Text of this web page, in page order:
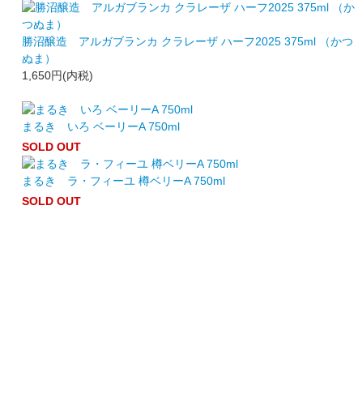
勝沼醸造 アルガブランカ クラレーザ ハーフ2025 375ml （かつ
ぬま）
1,650円(内税)
まるき いろ ベーリーA 750ml
SOLD OUT
まるき ラ・フィーユ 樽ベリーA 750ml
SOLD OUT